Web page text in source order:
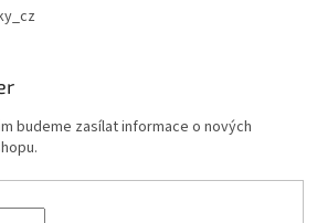
budeme zasílat informace o nových